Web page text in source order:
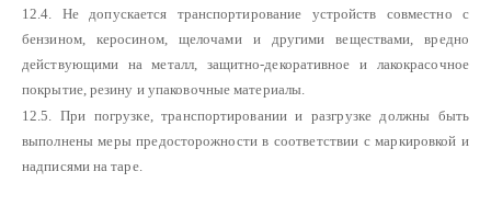
12.4. Не допускается транспортирование устройств совместно с
бензином, керосином, щелочами и другими веществами, вредно
действующими на металл, защитно-декоративное и лакокрасочное
покрытие, резину и упаковочные материалы.
12.5. При погрузке, транспортировании и разгрузке должны быть
выполнены меры предосторожности в соответствии с маркировкой и
надписями на таре.